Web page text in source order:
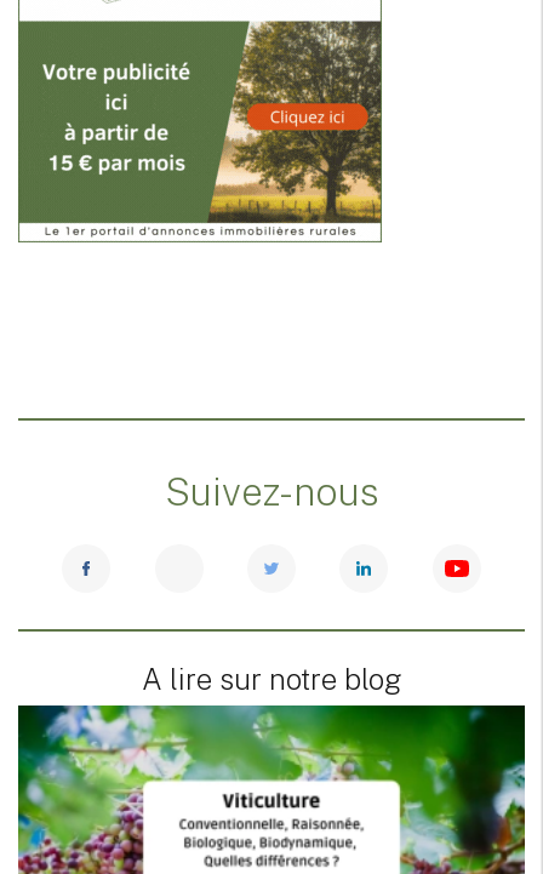
Suivez-nous
A lire sur notre blog